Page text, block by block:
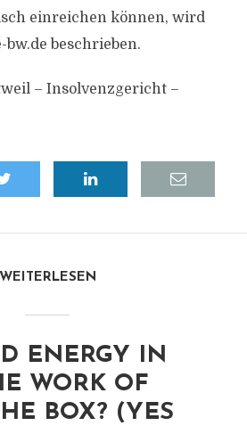
einreichen können, wird
beschrieben.
– Insolvenzgericht –
WEITERLESEN
ENERGY IN
WORK OF
BOX? (YES